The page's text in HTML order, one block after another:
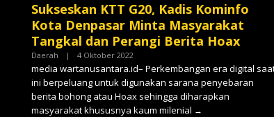
Sukseskan KTT G20, Kadis Kominfo
Kota Denpasar Minta Masyarakat
Tangkal dan Perangi Berita Hoax
Daerah | 4 Oktober 2022
✓
media wartanusantara.id– Perkembangan era digital
ini berpeluang untuk digunakan sarana penyebaran
berita bohong atau Hoax sehingga diharapkan
masyarakat khususnya kaum milenial